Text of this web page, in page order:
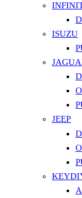
ISUZU
JEEP